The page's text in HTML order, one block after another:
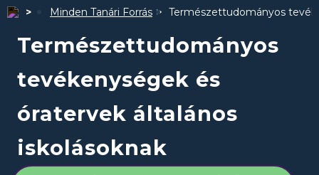
Minden Tanári Forrás Természettudományos
Természettudományos
tevékenységek és
óratervek általános
iskolásoknak